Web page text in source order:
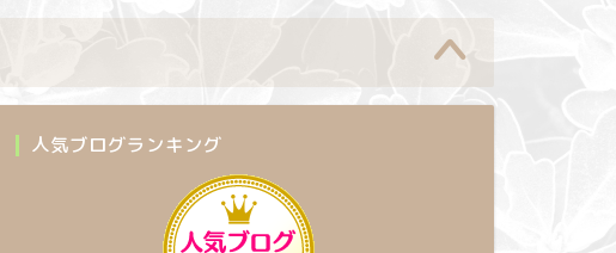
人気ブログランキング